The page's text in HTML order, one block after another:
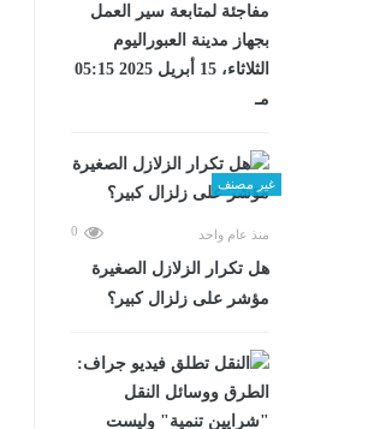
مفاجئة لمتابعة سير العمل
بجهاز مدينة العبوراليوم
الثلاثاء، 15 أبريل 2025 05:15
مـ
غير مصنف
منذ عام واحد 0
هل تكرار الزلازل الصغيرة
مؤشر على زلزال كبير؟